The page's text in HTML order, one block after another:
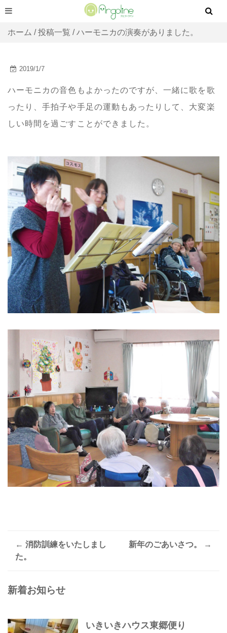
ホーム /投稿一覧 / ハーモニカの演奏がありました。
2019/1/7
ハーモニカの音色もよかったのですが、一緒に歌を歌
ったり、手拍子や手足の運動もあったりして、大変楽
しい時間を過ごすことができました。
Post
← 消防訓練をいたしまし
た。
新年のごあいさつ。 →
新着お知らせ
いきいきハウス東郷便り